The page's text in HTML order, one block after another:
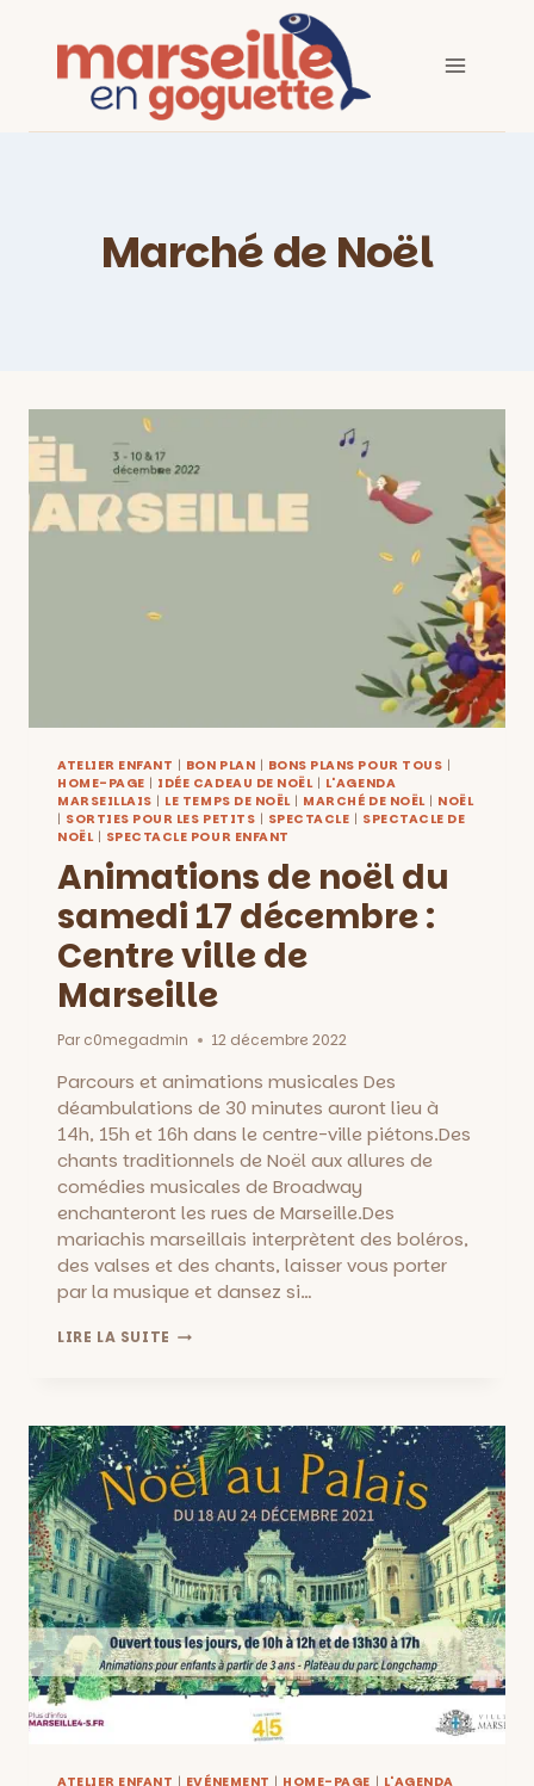
contenu
Marché de Noël
ATELIER ENFANT | BON PLAN | BONS PLANS POUR TOUS |
HOME-PAGE | IDÉE CADEAU DE NOËL| L'AGENDA
MARSEILLAIS | LE TEMPS DE NOËL| MARCHÉ DE NOËL| NOËL
| SORTIES POUR LES PETITS | SPECTACLE | SPECTACLE DE
NOËL| SPECTACLE POUR ENFANT
Animations de noël du
samedi 17 décembre :
Centre ville de
Marseille
Par c0megadmin 12 décembre 2022
Parcours et animations musicales Des
déambulations de 30 minutes auront lieu à
14h, 15h et 16h dans le centre-ville piétons.Des
chants traditionnels de Noël aux allures de
comédies musicales de Broadway
enchanteront les rues de Marseille.Des
mariachis marseillais interprètent des boléros,
des valses et des chants, laisser vous porter
par la musique et dansez si…
LIRE LA SUITE ANIMATIONS
17
DÉCEMBRE
:
CENTRE
VILLE
DE
MARSEILLE
ATELIER ENFANT | EVÉNEMENT | HOME-PAGE | L'AGENDA